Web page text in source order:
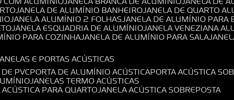
JANELA DE ALUMÍNIO BANHEIRO JANELA DE QUARTO
JANELA ALUMÍNIO 2 FOLHAS JANELA DE ALUMÍNIO PARA
JANELA ESQUADRIA DE ALUMÍNIO JANELA VENEZIANA
PARA COZINHA JANELA DE ALUMÍNIO PARA SALA
JANELAS E PORTAS ACÚSTICAS
DE PVC PORTA DE ALUMÍNIO ACÚSTICA PORTA ACÚSTICA
JANELAS TERMO ACÚSTICAS
ACÚSTICA PARA QUARTO JANELA ACÚSTICA SOBREPOSTA